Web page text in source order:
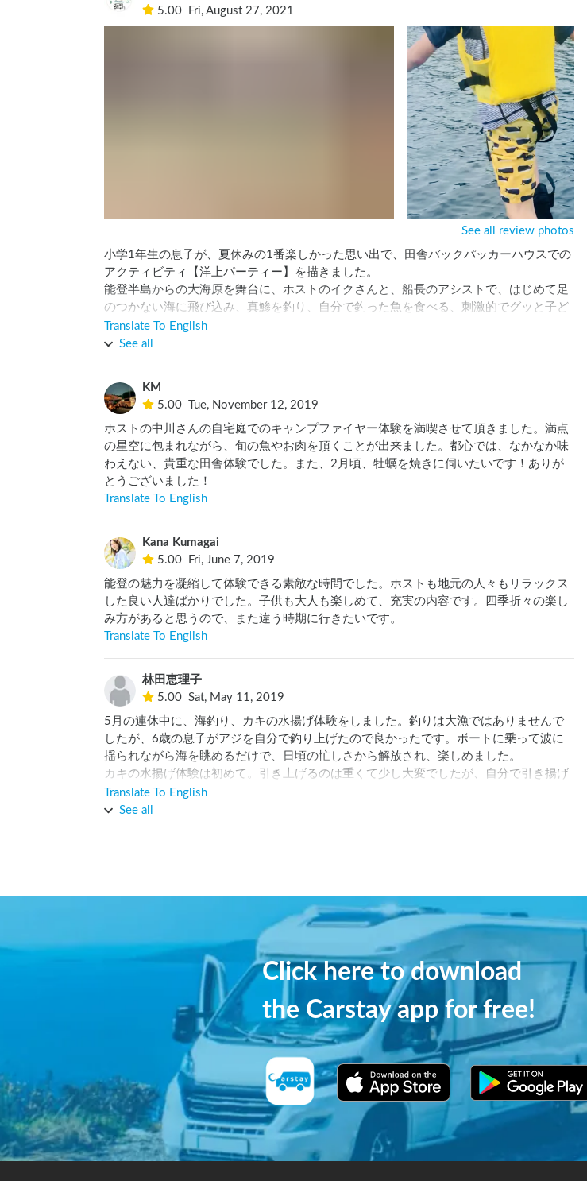
5.00
Fri, August 27, 2021
See all review photos
小学1年生の息子が、夏休みの1番楽しかった思い出で、田舎バックパッカーハウスでの
アクティビティ【洋上パーティー】を描きました。
能登半島からの大海原を舞台に、ホストのイクさんと、船長のアシストで、はじめて足
のつかない海に飛び込み、真鯵を釣り、自分で釣った魚を食べる、刺激的でグッと子ど
もが成長する時間でした。大人は、穏やかな海の風に吹かれて、味わうアルコールが最
高です。
に、ご配慮くださったイクさんに大感謝です。来夏も、よろしくお願いしまーす(*^ω^*)
Translate To English
See all
KM
5.00
Tue, November 12, 2019
ホストの中川さんの自宅庭でのキャンプファイヤー体験を満喫させて頂きました。満点
の星空に包まれながら、旬の魚やお肉を頂くことが出来ました。都心では、なかなか味
わえない、貴重な田舎体験でした。また、2月頃、牡蠣を焼きに伺いたいです！ありが
とうございました！
Translate To English
Kana Kumagai
5.00
Fri, June 7, 2019
能登の魅力を凝縮して体験できる素敵な時間でした。ホストも地元の人々もリラックス
した良い人達ばかりでした。子供も大人も楽しめて、充実の内容です。四季折々の楽し
み方があると思うので、また違う時期に行きたいです。
Translate To English
林田恵理子
5.00 Sat, May 11, 2019
5月の連休中に、海釣り、カキの水揚げ体験をしました。釣りは大漁ではありませんで
したが、6歳の息子がアジを自分で釣り上げたので良かったです。ボートに乗って波に
揺られながら海を眺めるだけで、日頃の忙しさから解放され、楽しめました。
カキの水揚げ体験は初めて。引き上げるのは重くて少し大変でしたが、自分で引き揚げ
たカキは最高においしかった！新鮮なカキを飽きるほどたくさん食べて、大満足でし
た。ぜひまた体験したいです。
Translate To English
See all
Click here to download
the Carstay app for free!